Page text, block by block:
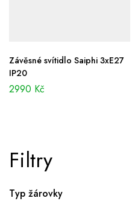
Filtry
Typ žárovky
Závěsné svítidlo Saiphi 3xE27
IP20
2990 Kč